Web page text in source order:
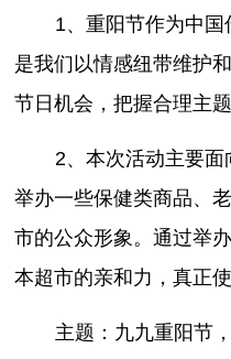
1、重阳节作为中国
是我们以情感纽带维护
节日机会，把握合理主
2、本次活动主要
举办一些保健类商品、
市的公众形象。通过举
本超市的亲和力，真正使
主题：九九重阳节